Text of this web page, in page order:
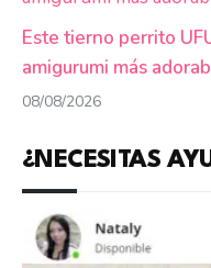
Este tierno perrito
amigurumi más
08/08/2026
¿NECESITAS